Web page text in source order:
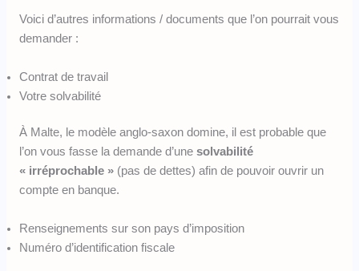
Voici d’autres informations / documents que l’on pourrait vous
demander :
Contrat de travail
Votre solvabilité
À Malte, le modèle anglo-saxon domine, il est probable que
l’on vous fasse la demande d’une solvabilité
« irréprochable »(pas de dettes) afin de pouvoir ouvrir un
compte en banque.
Renseignements sur son pays d’imposition
Numéro d’identification fiscale